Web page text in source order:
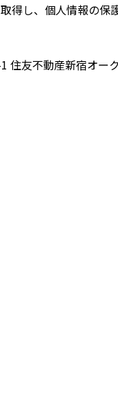
得し、個人情報の保
住友不動産新宿オー